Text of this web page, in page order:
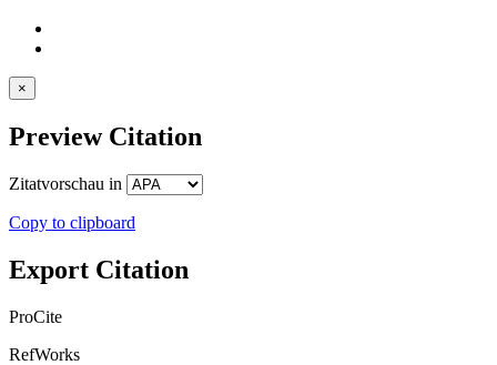
×
Preview Citation
Zitatvorschau in
Copy to clipboard
Export Citation
ProCite
RefWorks